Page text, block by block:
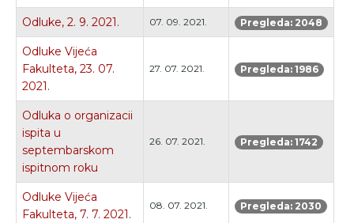
Odluke, 2. 9. 2021. 07. 09. 2021. Pregleda: 2048
Odluke Vijeća
Fakulteta, 23. 07.
2021.
27. 07. 2021. Pregleda: 1986
Odluka o organizacii
ispita u
septembarskom
ispitnom roku
26. 07. 2021. Pregleda: 1742
Odluke Vijeća
Fakulteta, 7. 7. 2021.
08. 07. 2021. Pregleda: 2030